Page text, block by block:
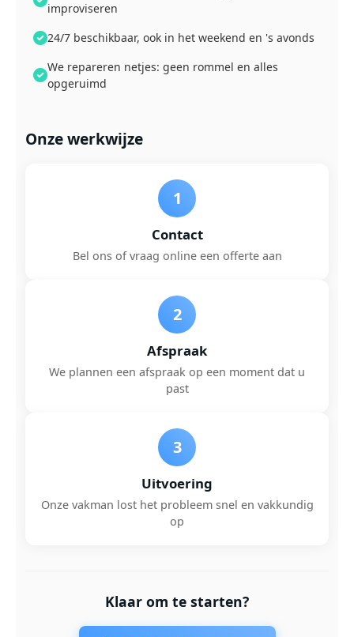
improviseren
24/7 beschikbaar, ook in het weekend en 's avonds
We repareren netjes: geen rommel en alles
opgeruimd
Onze werkwijze
1
Contact
Bel ons of vraag online een offerte aan
2
Afspraak
We plannen een afspraak op een moment dat u
past
3
Uitvoering
Onze vakman lost het probleem snel en vakkundig
op
Klaar om te starten?